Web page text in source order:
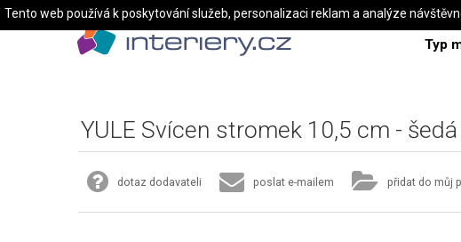
Typ
YULE Svícen stromek 10,5 cm - šedá
dotaz dodavateli poslat e-mailem přidat do můj
Tento web používá k poskytování služeb, personalizaci reklam a analýze